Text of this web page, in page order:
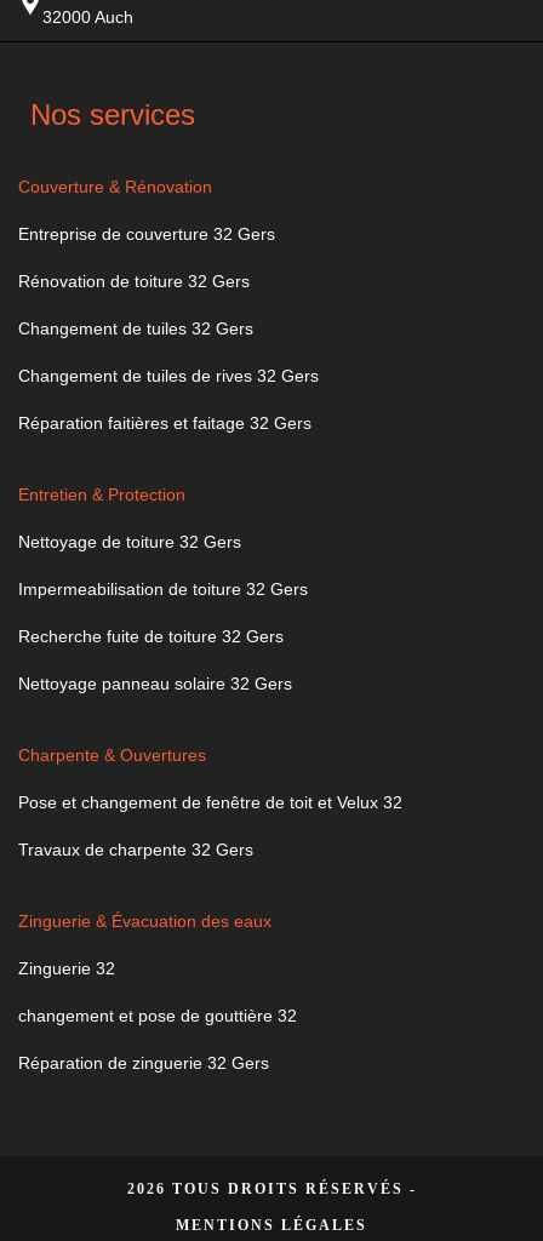
32000 Auch
Nos services
Couverture & Rénovation
Entreprise de couverture 32 Gers
Rénovation de toiture 32 Gers
Changement de tuiles 32 Gers
Changement de tuiles de rives 32 Gers
Réparation faitières et faitage 32 Gers
Entretien & Protection
Nettoyage de toiture 32 Gers
Impermeabilisation de toiture 32 Gers
Recherche fuite de toiture 32 Gers
Nettoyage panneau solaire 32 Gers
Charpente & Ouvertures
Pose et changement de fenêtre de toit et Velux 32
Travaux de charpente 32 Gers
Zinguerie & Évacuation des eaux
Zinguerie 32
changement et pose de gouttière 32
Réparation de zinguerie 32 Gers
2026 TOUS DROITS RÉSERVÉS -
MENTIONS LÉGALES